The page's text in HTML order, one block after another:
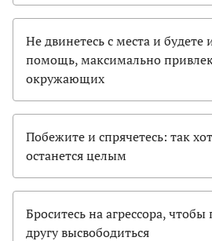
Не двинетесь с места и будете
помощь, максимально
окружающих
Побежите и спрячетесь: так
останется целым
Броситесь на агрессора,
другу высвободиться